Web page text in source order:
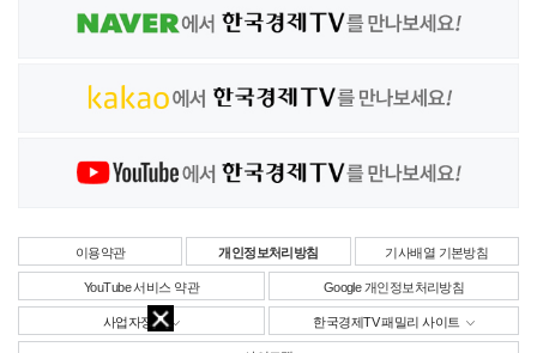
이용약관 개인정보처리방침 기사배열 기본방침
YouTube 서비스 약관 Google 개인정보처리방침
사업자정보 한국경제TV 패밀리 사이트